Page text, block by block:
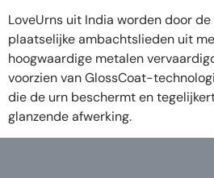
LoveUrns uit India worden door
plaatselijke ambachtslieden uit
hoogwaardige metalen
voorzien van GlossCoat-
die de urn beschermt en
glanzende afwerking.